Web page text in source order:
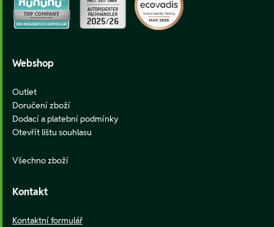
Webshop
Outlet
Doručení zboží
Dodací a platební podmínky
Otevřít lištu souhlasu
Všechno zboží
Kontakt
Kontaktní formulář